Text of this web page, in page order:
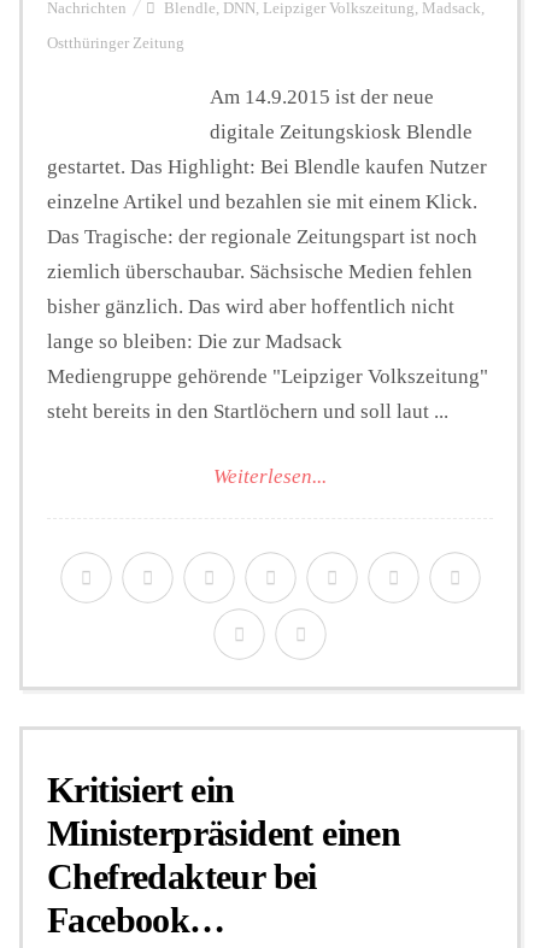
Nachrichten Blendle, DNN, Leipziger Volkszeitung, Madsack,
Ostthüringer Zeitung
Am 14.9.2015 ist der neue
digitale Zeitungskiosk Blendle
gestartet. Das Highlight: Bei Blendle kaufen Nutzer
einzelne Artikel und bezahlen sie mit einem Klick.
Das Tragische: der regionale Zeitungspart ist noch
ziemlich überschaubar. Sächsische Medien fehlen
bisher gänzlich. Das wird aber hoffentlich nicht
lange so bleiben: Die zur Madsack
Mediengruppe gehörende "Leipziger Volkszeitung"
steht bereits in den Startlöchern und soll laut ...
Weiterlesen...
Kritisiert ein
Ministerpräsident einen
Chefredakteur bei
Facebook…